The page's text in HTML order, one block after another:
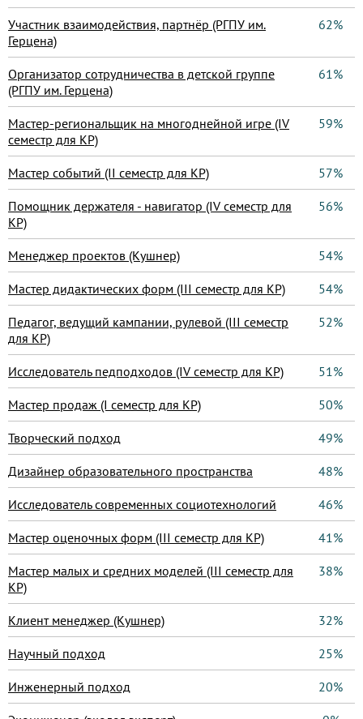
Участник взаимодействия, партнёр (РГПУ им.
Герцена)
62%
Организатор сотрудничества в детской группе
(РГПУ им. Герцена)
61%
Мастер-региональщик на многоднейной игре (IV
семестр для КР)
59%
Мастер событий (II семестр для КР) 57%
Помощник держателя - навигатор (IV семестр для
КР)
56%
Менеджер проектов (Кушнер) 54%
Мастер дидактических форм (III семестр для КР) 54%
Педагог, ведущий кампании, рулевой (III семестр
для КР)
52%
Исследователь педподходов (IV семестр для КР) 51%
Мастер продаж (I семестр для КР) 50%
Творческий подход 49%
Дизайнер образовательного пространства 48%
Исследователь современных социотехнологий 46%
Мастер оценочных форм (III семестр для КР) 41%
Мастер малых и средних моделей (III семестр для
КР)
38%
Клиент менеджер (Кушнер) 32%
Научный подход 25%
Инженерный подход 20%